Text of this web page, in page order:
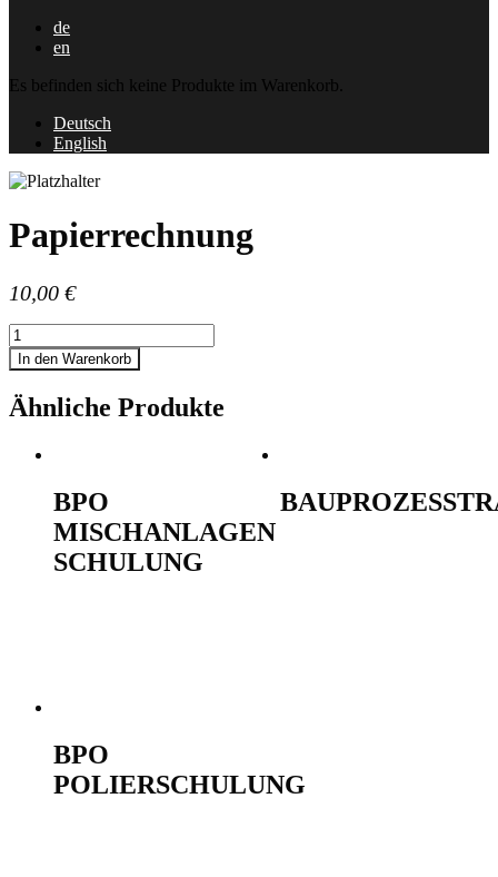
de
en
Es befinden sich keine Produkte im Warenkorb.
Deutsch
English
Papierrechnung
10,00 €
Reservierungen
In den Warenkorb
Ähnliche Produkte
BPO
MISCHANLAGEN
SCHULUNG
BPO
POLIERSCHULUNG